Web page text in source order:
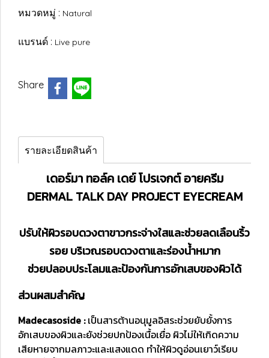
หมวดหมู่ : Natural
แบรนด์ : Live pure
Share
รายละเอียดสินค้า
เดอร์มา ทอล์ค เดย์ โปรเจกต์ อายครีม
DERMAL TALK DAY PROJECT EYECREAM
ปรับให้ผิวรอบดวงตาขาวกระจ่างใสและช่วยลดเลือนริ้ว
รอย บริเวณรอบดวงตาและร่องน้ำหมาก
ช่วยปลอบประโลมและป้องกันการอักเสบของผิวได้
ส่วนผสมสำคัญ
Madecasoside :เป็นสารต้านอนุมูลอิสระช่วยยับยั้งการ
อักเสบของผิวและยังช่วยปกป้องเนื้อเยื่อ ผิวไม่ให้เกิดความ
เสียหายจากมลภาวะและแสงแดด ทำให้ผิวดูอ่อนเยาว์เรียบ